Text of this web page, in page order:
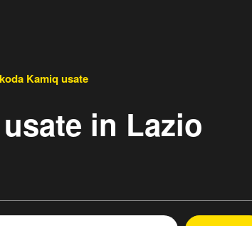
Kamiq usate
in Lazio